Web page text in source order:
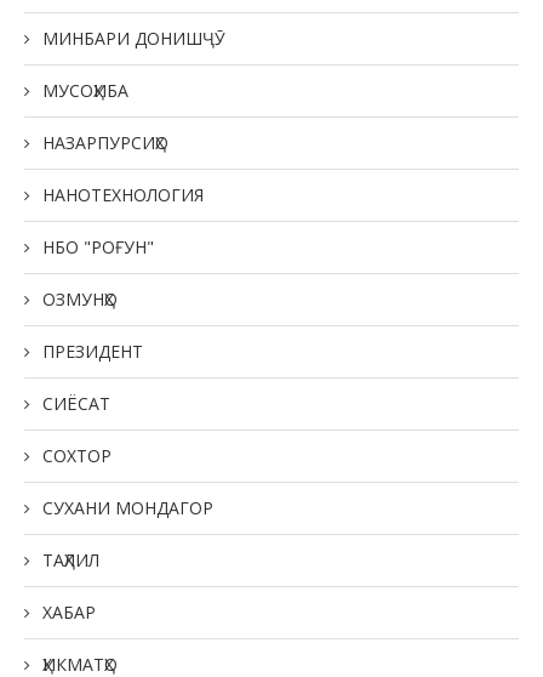
МИНБАРИ ДОНИШҶӮ
МУСОҲИБА
НАЗАРПУРСИҲО
НАНОТЕХНОЛОГИЯ
НБО "РОҒУН"
ОЗМУНҲО
ПРЕЗИДЕНТ
СИЁСАТ
СОХТОР
СУХАНИ МОНДАГОР
ТАҲЛИЛ
ХАБАР
ҲИКМАТҲО